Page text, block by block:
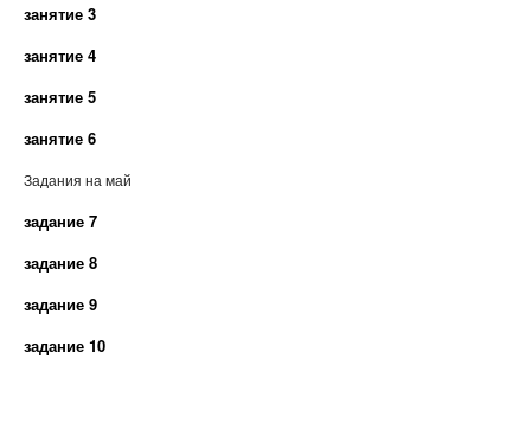
занятие 3
занятие 4
занятие 5
занятие 6
Задания на май
задание 7
задание 8
задание 9
задание 10